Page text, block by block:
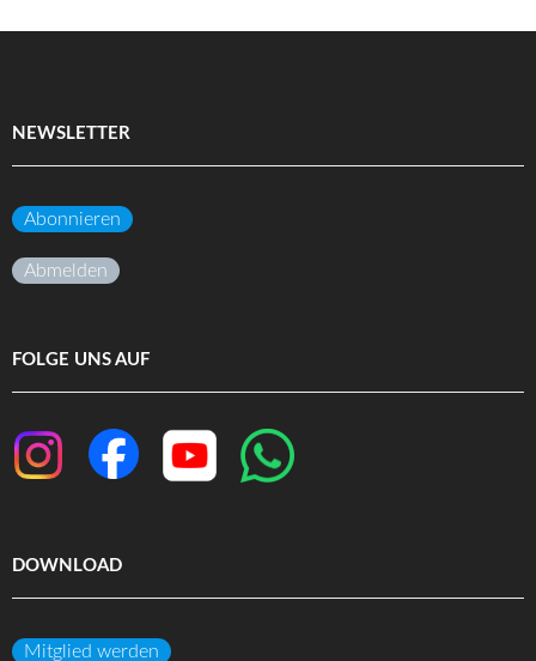
NEWSLETTER
Abonnieren
Abmelden
FOLGE UNS AUF
DOWNLOAD
Mitglied werden